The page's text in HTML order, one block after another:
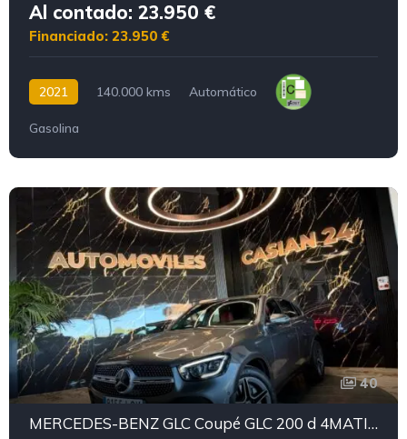
Al contado: 23.950 €
Financiado: 23.950 €
2021 140.000 kms Automático
Gasolina
40
MERCEDES-BENZ GLC Coupé GLC 200 d 4MATIC AMG Motor mercedes con CADENA